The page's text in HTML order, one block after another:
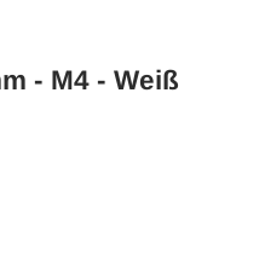
- M4 - Weiß